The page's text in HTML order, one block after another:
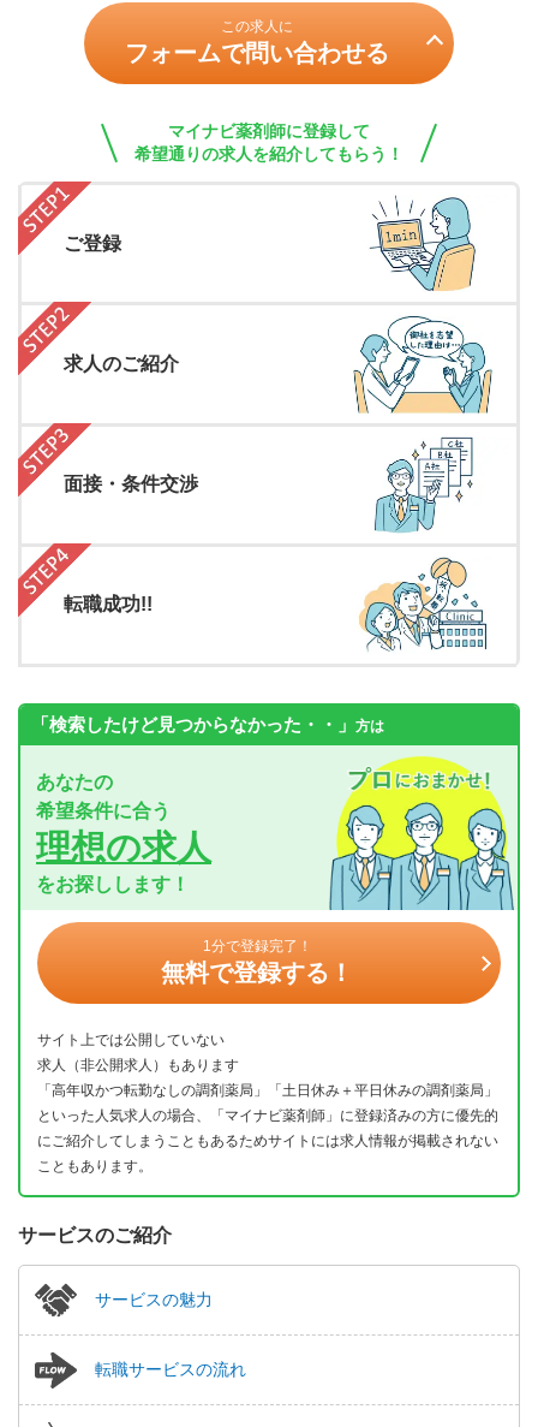
この求人に
フォームで問い合わせる
マイナビ薬剤師に登録して
希望通りの求人を紹介してもらう！
ご登録
求人のご紹介
面接・条件交渉
転職成功!!
「検索したけど見つからなかった・・」 方は
あなたの
希望条件に合う
理想の求人
をお探しします！
1分で登録完了！
無料で登録する！
サイト上では公開していない
求人（非公開求人）もあります
「高年収かつ転勤なしの調剤薬局」「土日休み＋平日休みの調剤薬局」
といった人気求人の場合、「マイナビ薬剤師」に登録済みの方に優先的
にご紹介してしまうこともあるためサイトには求人情報が掲載されない
こともあります。
サービスのご紹介
サービスの魅力
転職サービスの流れ